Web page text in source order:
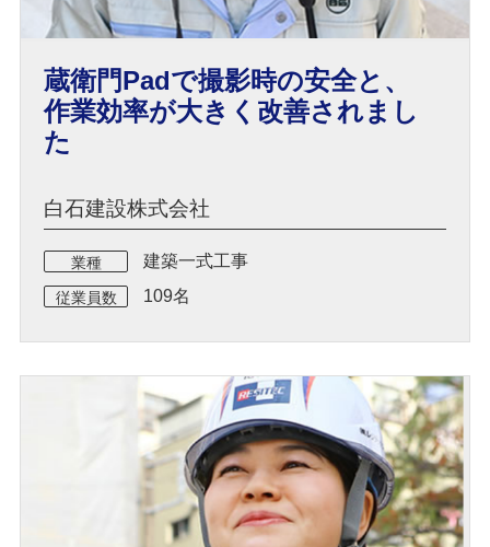
蔵衛門Padで撮影時の安全と、
作業効率が大きく改善されまし
た
白石建設株式会社
業種 建築一式工事
従業員数 109名